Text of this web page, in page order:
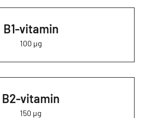
B1-vitamin
100 µg
B2-vitamin
150 µg